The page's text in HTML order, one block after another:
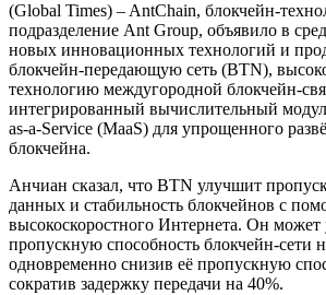
(Global Times) – AntChain, блокчейн-
подразделение Ant Group, объявило в
новых инновационных технологий и
блокчейн-передающую сеть (BTN),
технологию междугородной блокчейн-
интегрированный вычислительный
as-a-Service (MaaS) для упрощенного
блокчейна.
Анчиан сказал, что BTN улучшит
данных и стабильность блокчейнов с
высокоскоростного Интернета. Он может
пропускную способность блокчейн-сети
одновременно снизив её пропускную
сократив задержку передачи на 40%.